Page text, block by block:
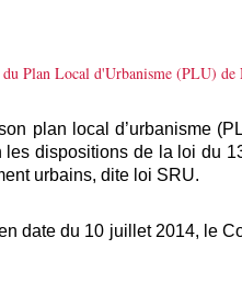
plan local d’urbanisme
dispositions de la loi du
urbains, dite loi SRU.
date du 10 juillet 2014, le